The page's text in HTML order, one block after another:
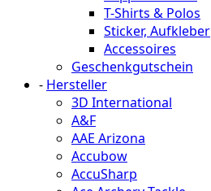
T-Shirts & Polos
Sticker, Aufkleber
Accessoires
Geschenkgutschein
- Hersteller
3D International
A&F
AAE Arizona
Accubow
AccuSharp